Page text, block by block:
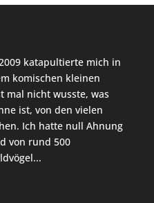
katapultierte mich in
komischen kleinen
mal nicht wusste, was
ist, von den vielen
Ich hatte null Ahnung
von rund 500